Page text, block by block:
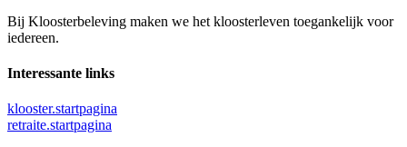
Bij Kloosterbeleving maken we het kloosterleven toegankelijk voor
iedereen.
Interessante links
klooster.startpagina
retraite.startpagina